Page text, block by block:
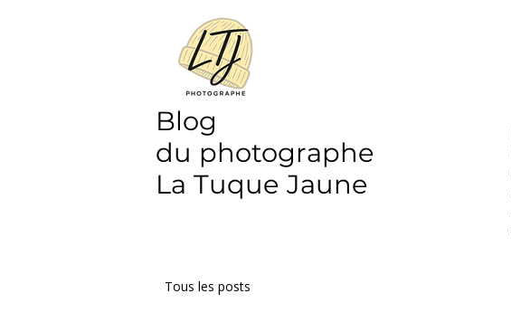
Blog
du photographe
La Tuque Jaune
Tous les posts